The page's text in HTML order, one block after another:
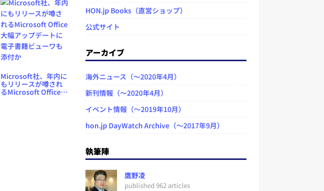
Microsoft社、年内に
もリリースが噂され
るMicrosoft Office大
HON.jp Books（直営ショップ）
公式サイト
アーカイブ
海外ニュース（～2020年4月）
新刊情報（～2020年4月）
イベント情報（～2019年10月）
hon.jp DayWatch Archive（～2017年9月）
執筆陣
鷹野凌
published 962 articles